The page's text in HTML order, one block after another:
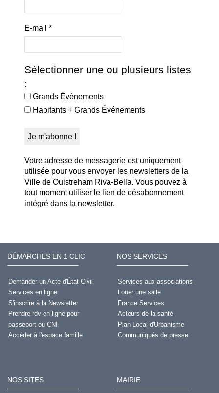
E-mail *
Sélectionner une ou plusieurs listes
:
Grands Événements
Habitants + Grands Événements
Votre adresse de messagerie est uniquement
utilisée pour vous envoyer les newsletters de la
Ville de Ouistreham Riva-Bella. Vous pouvez à
tout moment utiliser le lien de désabonnement
intégré dans la newsletter.
DÉMARCHES EN 1 CLIC
Demander un Acte d'État Civil
Services en ligne
S'inscrire à la Newsletter
Prendre rdv en ligne pour
passeport ou CNI
Accéder à l'espace famille
NOS SERVICES
Services aux associations
Louer une salle
France Services
Acteurs de la santé
Plan Local d'Urbanisme
Communiqués de presse
NOS SITES MAIRIE